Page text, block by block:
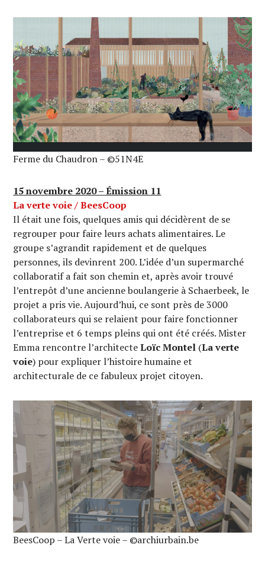
Ferme du Chaudron – ©51N4E
15 novembre 2020 – Émission 11
La verte voie / BeesCoop
Il était une fois, quelques amis qui décidèrent de se
regrouper pour faire leurs achats alimentaires. Le
groupe s’agrandit rapidement et de quelques
personnes, ils devinrent 200. L’idée d’un supermarché
collaboratif a fait son chemin et, après avoir trouvé
l’entrepôt d’une ancienne boulangerie à Schaerbeek, le
projet a pris vie. Aujourd’hui, ce sont près de 3000
collaborateurs qui se relaient pour faire fonctionner
l’entreprise et 6 temps pleins qui ont été créés. Mister
Emma rencontre l’architecteLoïc Montel (La verte
voie) pour expliquer l’histoire humaine et
architecturale de ce fabuleux projet citoyen.
BeesCoop – La Verte voie – ©archiurbain.be